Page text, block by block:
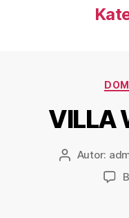
DOM
VILLA
Autor: